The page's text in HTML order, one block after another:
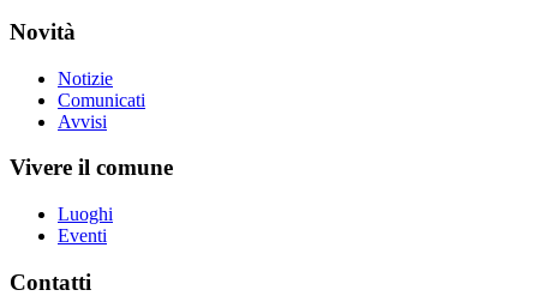
Novità
Notizie
Comunicati
Avvisi
Vivere il comune
Luoghi
Eventi
Contatti